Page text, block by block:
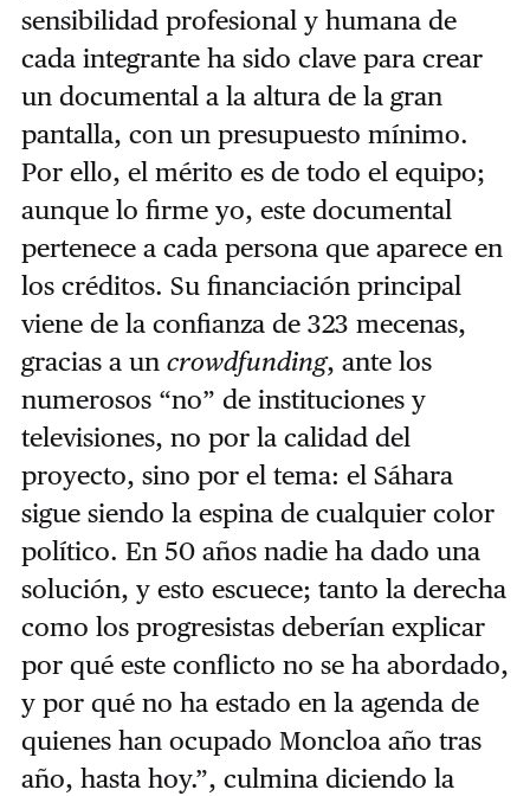
sensibilidad profesional y humana de
cada integrante ha sido clave para crear
un documental a la altura de la gran
pantalla, con un presupuesto mínimo.
Por ello, el mérito es de todo el equipo;
aunque lo firme yo, este documental
pertenece a cada persona que aparece en
los créditos. Su financiación principal
viene de la confianza de 323 mecenas,
gracias a un crowdfunding, ante los
numerosos “no” de instituciones y
televisiones, no por la calidad del
proyecto, sino por el tema: el Sáhara
sigue siendo la espina de cualquier color
político. En 50 años nadie ha dado una
solución, y esto escuece; tanto la derecha
como los progresistas deberían explicar
por qué este conflicto no se ha abordado,
y por qué no ha estado en la agenda de
quienes han ocupado Moncloa año tras
año, hasta hoy.”, culmina diciendo la